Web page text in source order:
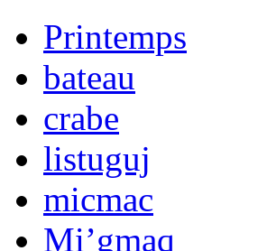
Printemps
bateau
crabe
listuguj
micmac
Mi’gmaq